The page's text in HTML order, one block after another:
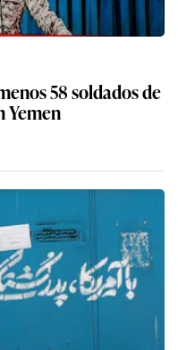
58 soldados de
Yemen